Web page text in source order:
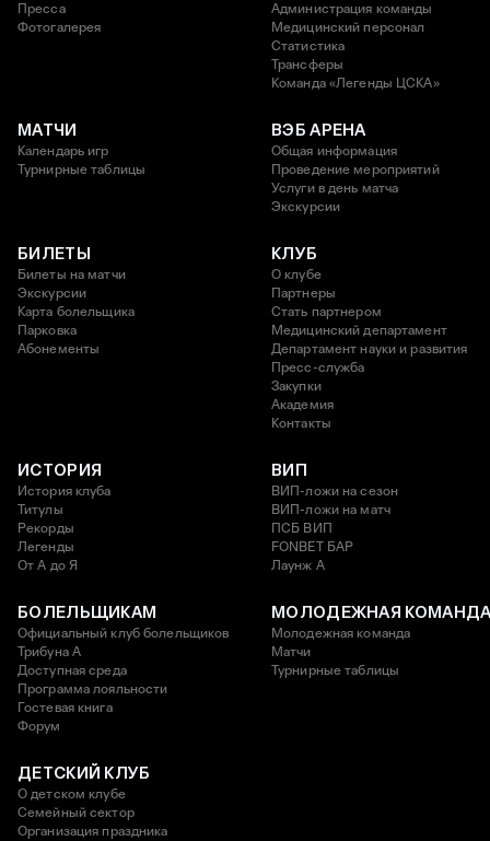
Пресса
Фотогалерея
Администрация команды
Медицинский персонал
Статистика
Трансферы
Команда «Легенды ЦСКА»
МАТЧИ
Календарь игр
Турнирные таблицы
ВЭБ АРЕНА
Общая информация
Проведение мероприятий
Услуги в день матча
Экскурсии
БИЛЕТЫ
Билеты на матчи
Экскурсии
Карта болельщика
Парковка
Абонементы
КЛУБ
О клубе
Партнеры
Стать партнером
Медицинский департамент
Департамент науки и развития
Пресс-служба
Закупки
Академия
Контакты
ИСТОРИЯ
История клуба
Титулы
Рекорды
Легенды
От А до Я
ВИП
ВИП-ложи на сезон
ВИП-ложи на матч
ПСБ ВИП
FONBET БАР
Лаунж A
БОЛЕЛЬЩИКАМ
Официальный клуб болельщиков
Трибуна А
Доступная среда
Программа лояльности
Гостевая книга
Форум
МОЛОДЕЖНАЯ
Молодежная команда
Матчи
Турнирные таблицы
ДЕТСКИЙ КЛУБ
О детском клубе
Семейный сектор
Организация праздника